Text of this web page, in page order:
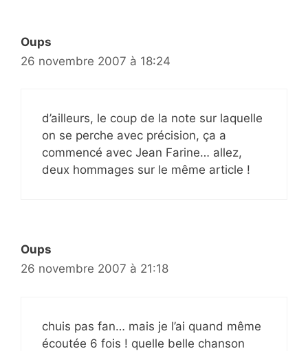
Oups
26 novembre 2007 à 18:24
d’ailleurs, le coup de la note sur laquelle
on se perche avec précision, ça a
commencé avec Jean Farine… allez,
deux hommages sur le même article !
Oups
26 novembre 2007 à 21:18
chuis pas fan… mais je l’ai quand même
écoutée 6 fois ! quelle belle chanson